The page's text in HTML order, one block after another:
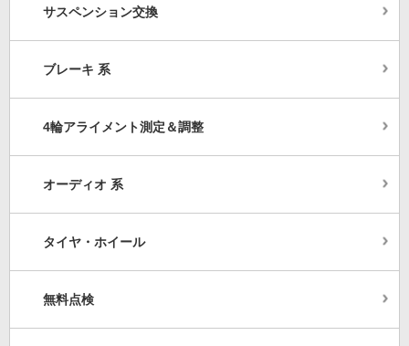
サスペンション交換
ブレーキ 系
4輪アライメント測定＆調整
オーディオ 系
タイヤ・ホイール
無料点検